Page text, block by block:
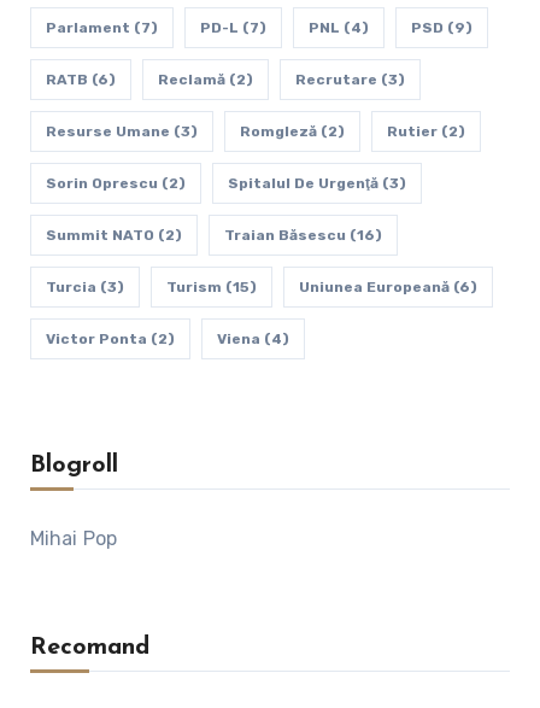
Parlament (7) PD-L (7) PNL (4) PSD (9)
RATB (6) Reclamă(2) Recrutare (3)
Resurse Umane (3) Romgleză(2) Rutier(2)
Sorin Oprescu (2) Spitalul De Urgenţă(3)
Summit NATO (2) Traian Băsescu (16)
Turcia (3) Turism (15) Uniunea Europeană(6)
Victor Ponta (2) Viena (4)
Blogroll
Mihai Pop
Recomand